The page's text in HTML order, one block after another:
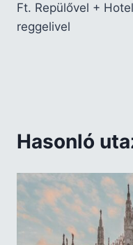
Ft. Repülővel + Hotel
reggelivel
Hasonló